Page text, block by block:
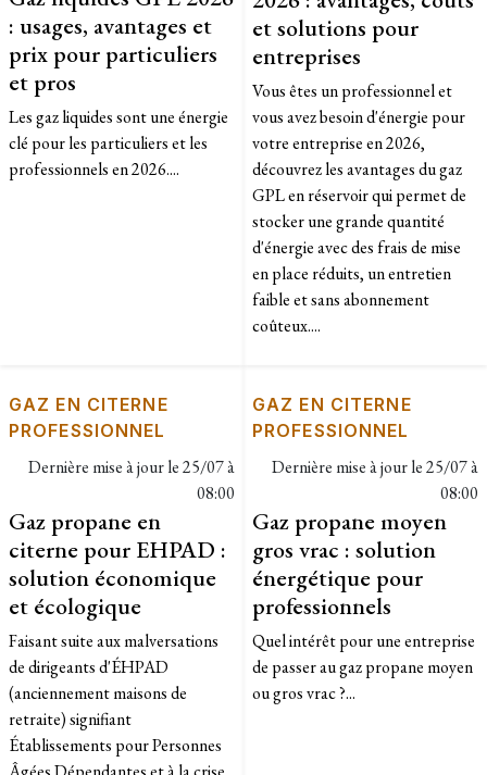
: usages, avantages et
prix pour particuliers
et pros
Les gaz liquides sont une énergie
clé pour les particuliers et les
professionnels en 2026....
et solutions pour
entreprises
Vous êtes un professionnel et
vous avez besoin d'énergie pour
votre entreprise en 2026,
découvrez les avantages du gaz
GPL en réservoir qui permet de
stocker une grande quantité
d'énergie avec des frais de mise
en place réduits, un entretien
faible et sans abonnement
coûteux....
GAZ EN CITERNE
PROFESSIONNEL
Dernière mise à jour le25/07 à
08:00
Gaz propane en
citerne pour EHPAD :
solution économique
et écologique
Faisant suite aux malversations
de dirigeants d'ÉHPAD
(anciennement maisons de
retraite) signifiant
Établissements pour Personnes
GAZ EN CITERNE
PROFESSIONNEL
Dernière mise à jour le25/07 à
08:00
Gaz propane moyen
gros vrac : solution
énergétique pour
professionnels
Quel intérêt pour une entreprise
de passer au gaz propane moyen
ou gros vrac ?...